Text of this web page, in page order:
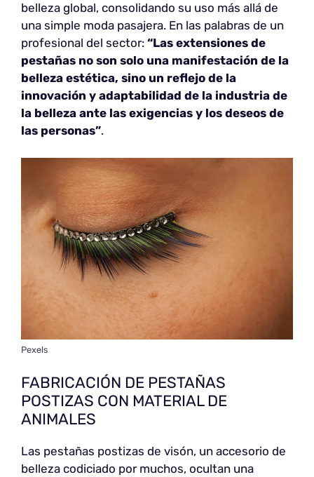
belleza global, consolidando su uso más allá de
una simple moda pasajera. En las palabras de un
profesional del sector: “Las extensiones de
pestañas no son solo una manifestación de la
belleza estética, sino un reflejo de la
innovación y adaptabilidad de la industria de
la belleza ante las exigencias y los deseos de
las personas”.
Pexels
FABRICACIÓN DE PESTAÑAS
POSTIZAS CON MATERIAL DE
ANIMALES
Las pestañas postizas de visón, un accesorio de
belleza codiciado por muchos, ocultan una